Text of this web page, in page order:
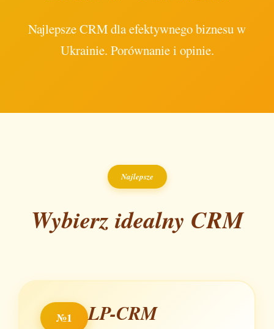
Najlepsze CRM dla efektywnego biznesu w
Ukrainie. Porównanie i opinie.
Najlepsze
Wybierz idealny CRM
№1 LP-CRM